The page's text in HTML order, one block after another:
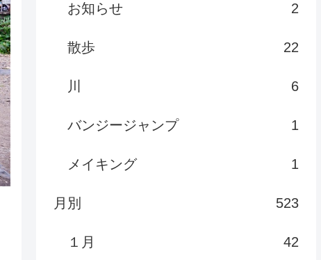
お知らせ 2
散歩 22
川 6
バンジージャンプ 1
メイキング 1
月別 523
１月 42